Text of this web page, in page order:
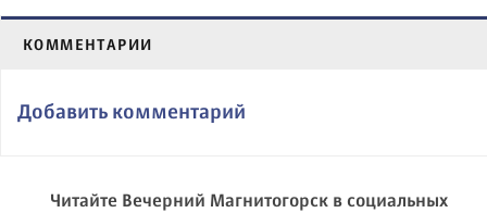
КОММЕНТАРИИ
Добавить комментарий
Читайте Вечерний Магнитогорск в социальных